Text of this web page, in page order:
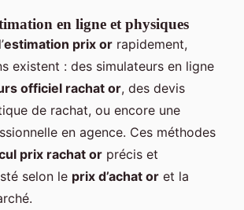
en ligne et physiques
estimation prix or rapidement,
existent : des simulateurs en ligne
officiel rachat or, des devis
de rachat, ou encore une
en agence. Ces méthodes
prix rachat or précis et
selon le prix d’achat or et la